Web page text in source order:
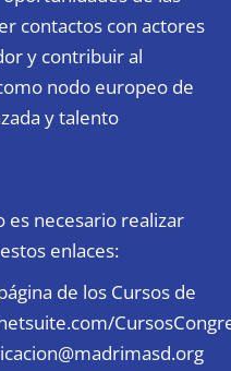
contactos con actores
y contribuir al
nodo europeo de
y talento
es necesario realizar
enlaces:
de los Cursos de